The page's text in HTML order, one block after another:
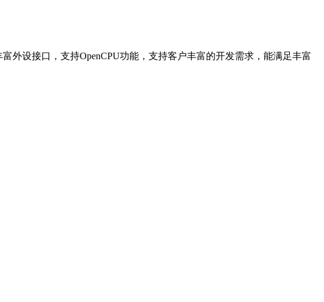
外设接口，支持OpenCPU功能，支持客户丰富的开发需求，能满足丰富